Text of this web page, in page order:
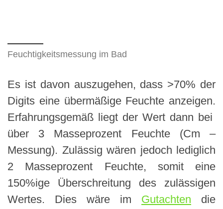
Feuchtigkeitsmessung im Bad
Es ist davon auszugehen, dass >70% der
Digits eine übermäßige Feuchte anzeigen.
Erfahrungsgemäß liegt der Wert dann bei
über 3 Masseprozent Feuchte (Cm –
Messung). Zulässig wären jedoch lediglich
2 Masseprozent Feuchte, somit eine
150%ige Überschreitung des zulässigen
Wertes. Dies wäre im Gutachten die